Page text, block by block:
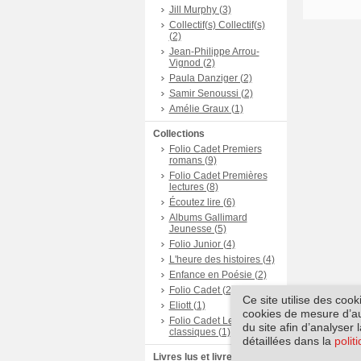
Jill Murphy (3)
Collectif(s) Collectif(s)
(2)
Jean-Philippe Arrou-
Vignod (2)
Paula Danziger (2)
Samir Senoussi (2)
Amélie Graux (1)
Collections
Folio Cadet Premiers
romans (9)
Folio Cadet Premières
lectures (8)
Écoutez lire (6)
Albums Gallimard
Jeunesse (5)
Folio Junior (4)
L'heure des histoires (4)
Enfance en Poésie (2)
Folio Cadet (2)
Eliott (1)
Folio Cadet Les
classiques (1)
Livres lus et livres + CD (7)
Ce site utilise des
cookies de mesure
du site afin d’analyser
détaillées dans la